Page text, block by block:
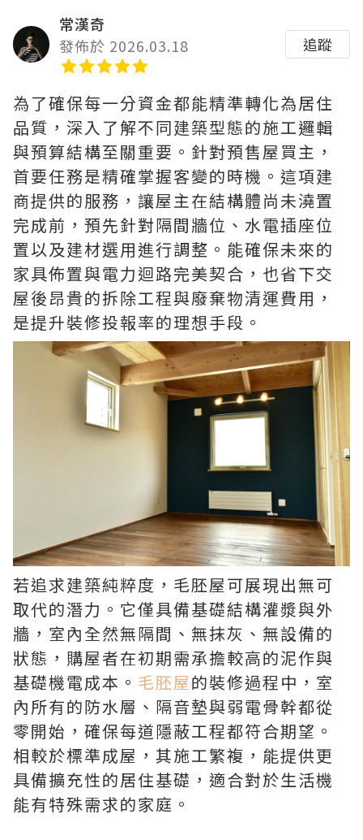
常漢奇
發佈於 2026.03.18
追蹤
為了確保每一分資金都能精準轉化為居住
品質，深入了解不同建築型態的施工邏輯
與預算結構至關重要。針對預售屋買主，
首要任務是精確掌握客變的時機。這項建
商提供的服務，讓屋主在結構體尚未澆置
完成前，預先針對隔間牆位、水電插座位
置以及建材選用進行調整。能確保未來的
家具佈置與電力迴路完美契合，也省下交
屋後昂貴的拆除工程與廢棄物清運費用，
是提升裝修投報率的理想手段。
若追求建築純粹度，毛胚屋可展現出無可
取代的潛力。它僅具備基礎結構灌漿與外
牆，室內全然無隔間、無抹灰、無設備的
狀態，購屋者在初期需承擔較高的泥作與
基礎機電成本。 毛胚屋的裝修過程中，室
內所有的防水層、隔音墊與弱電骨幹都從
零開始，確保每道隱蔽工程都符合期望。
相較於標準成屋，其施工繁複，能提供更
具備擴充性的居住基礎，適合對於生活機
能有特殊需求的家庭。